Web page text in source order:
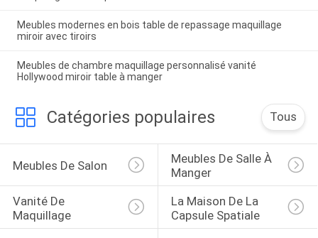
Meubles modernes en bois table de repassage maquillage
miroir avec tiroirs
Meubles de chambre maquillage personnalisé vanité
Hollywood miroir table à manger
Catégories populaires Tous
Meubles De Salon
Meubles De Salle À
Manger
Vanité De
Maquillage
La Maison De La
Capsule Spatiale